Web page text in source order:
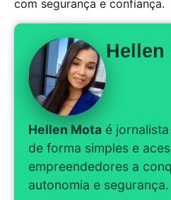
com segurança e confiança.
Hellen
Hellen Mota é
de forma simples e
empreendedores a
autonomia e segurança.